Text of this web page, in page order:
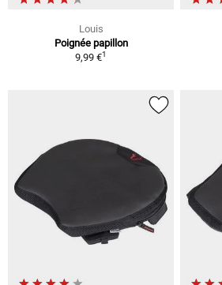
Louis
Poignée papillon
9,99 €1